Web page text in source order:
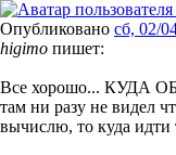
Опубликовано сб, 02/
higimo пишет:
Все хорошо... КУДА
там ни разу не видел
вычислю, то куда идти